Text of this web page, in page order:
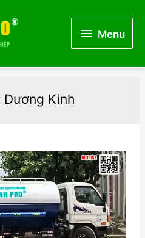
MenuMenu
Kinh